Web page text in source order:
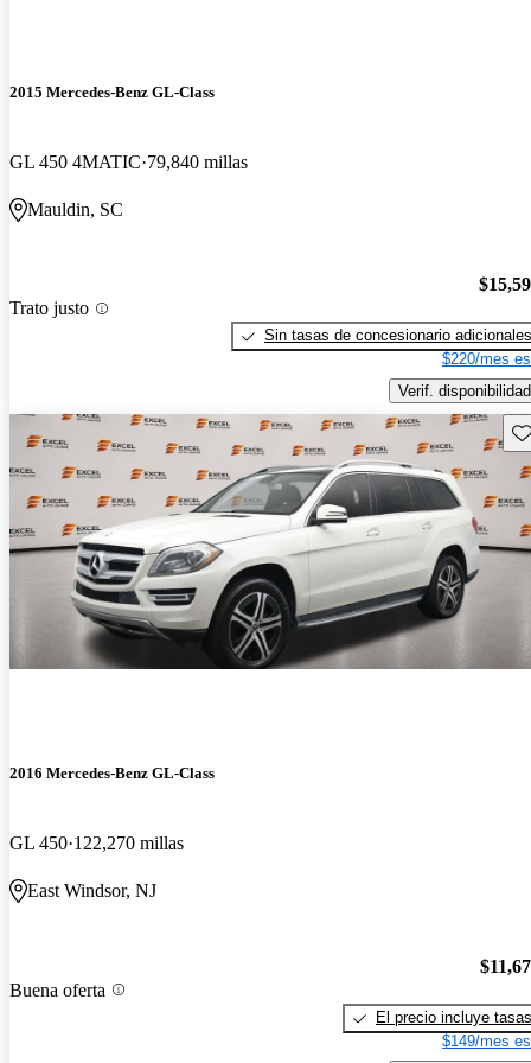
2015 Mercedes-Benz GL-Class
GL 450 4MATIC 79,840 millas
Mauldin, SC
Trato justo
Sin tasas de concesionario adicionales
$220/mes
Verif. disponibilidad
2016 Mercedes-Benz GL-Class
GL 450 122,270 millas
East Windsor, NJ
Buena oferta
El precio incluye tasas
$149/mes